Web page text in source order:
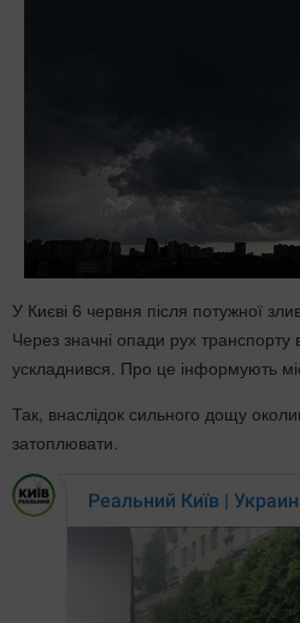
У Києві 6 червня після потужної
Через значні опади рух
ускладнився. Про це інформують
Так, внаслідок сильного дощу
затоплювати.